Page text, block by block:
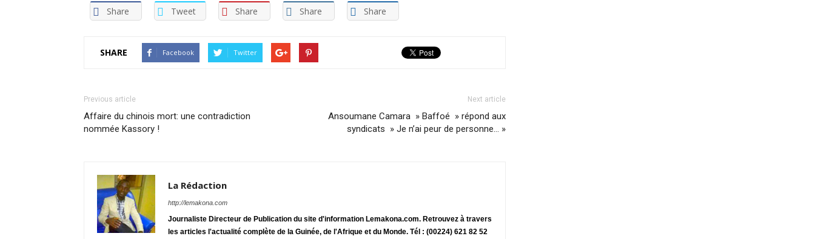
Share Tweet Share Share Share
SHARE Facebook Twitter
Previous article
Affaire du chinois mort: une contradiction
nommée Kassory !
Next article
Ansoumane Camara » Baffoé » répond aux
syndicats » Je n’ai peur de personne… »
La Rédaction
http://lemakona.com
Journaliste Directeur de Publication du site d'information Lemakona.com. Retrouvez à travers
les articles l'actualité complète de la Guinée, de l'Afrique et du Monde. Tél : (00224) 621 82 52